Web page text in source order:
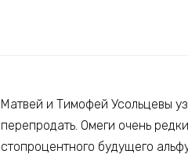
Матвей и Тимофей Усольцевы
перепродать. Омеги очень
стопроцентного будущего